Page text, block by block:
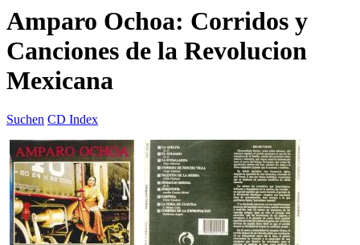
Amparo Ochoa: Corridos y
Canciones de la Revolucion
Mexicana
Suchen CD Index